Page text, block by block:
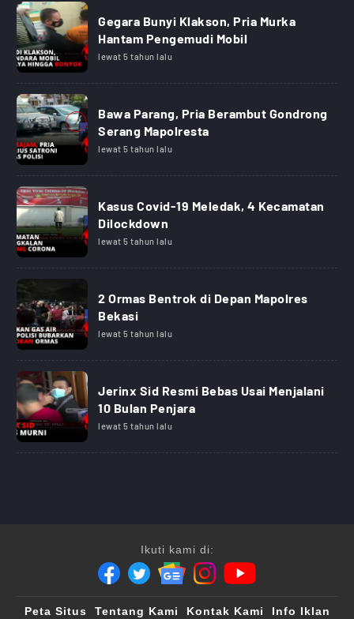
Gegara Bunyi Klakson, Pria Murka
Hantam Pengemudi Mobil
lewat 5 tahun lalu
Bawa Parang, Pria Berambut Gondrong
Serang Mapolresta
lewat 5 tahun lalu
Kasus Covid-19 Meledak, 4 Kecamatan
Dilockdown
lewat 5 tahun lalu
2 Ormas Bentrok di Depan Mapolres
Bekasi
lewat 5 tahun lalu
Jerinx Sid Resmi Bebas Usai Menjalani
10 Bulan Penjara
lewat 5 tahun lalu
Ikuti kami di:
Peta Situs Tentang Kami Kontak Kami Info Iklan